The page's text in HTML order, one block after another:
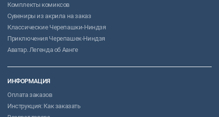
Комплекты комиксов
Сувениры из акрила на заказ
Классические Черепашки-Ниндзя
Приключения Черепашек-Ниндзя
Аватар. Легенда об Аанге
ИНФОРМАЦИЯ
Оплата заказов
Инструкция: Как заказать